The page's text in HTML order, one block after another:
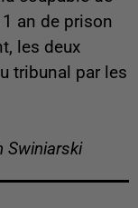
an de prison
les deux
tribunal par les
Swiniarski